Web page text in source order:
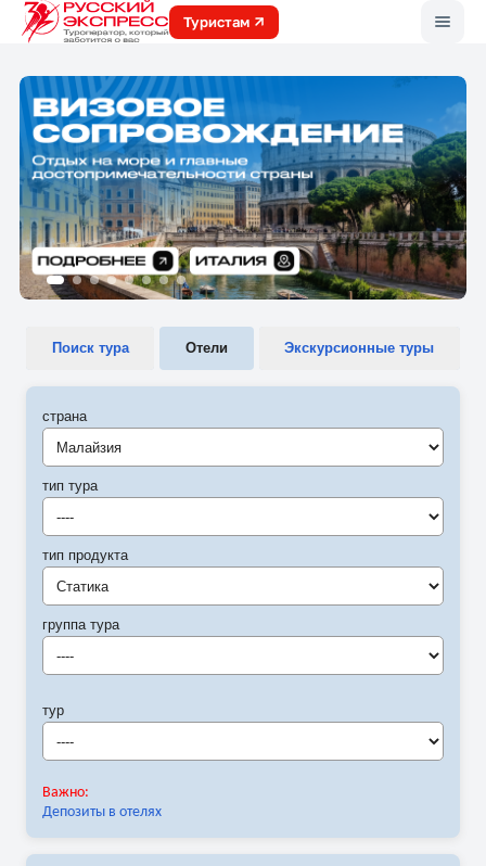
Туристам
Поиск тура Отели Экскурсионные туры
страна
Малайзия
тип тура
----
тип продукта
Статика
группа тура
----
тур
----
Важно:
Депозиты в отелях